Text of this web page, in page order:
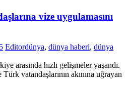
vize uygulamasını
Editordünya, dünya haberi, dünya
arasında hızlı gelişmeler yaşandı.
vatandaşlarının akınına uğrayan